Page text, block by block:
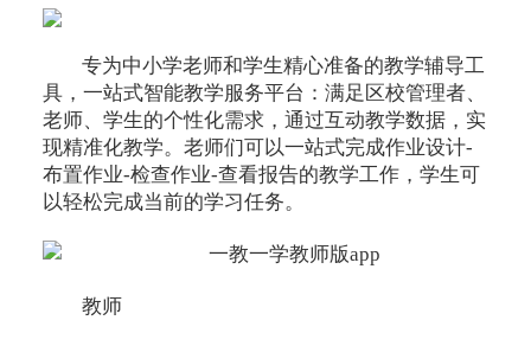
专为中小学老师和学生精心准备的教学辅导工
具，一站式智能教学服务平台：满足区校管理者、
老师、学生的个性化需求，通过互动教学数据，实
现精准化教学。老师们可以一站式完成作业设计-
布置作业-检查作业-查看报告的教学工作，学生可
以轻松完成当前的学习任务。
教师